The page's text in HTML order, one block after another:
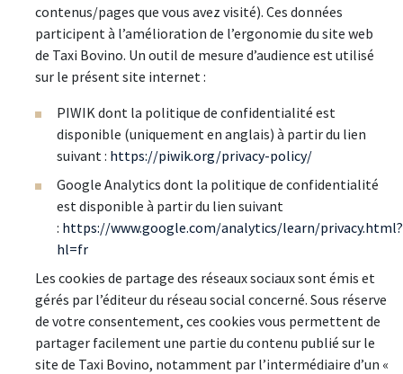
contenus/pages que vous avez visité). Ces données
participent à l’amélioration de l’ergonomie du site web
de Taxi Bovino. Un outil de mesure d’audience est utilisé
sur le présent site internet :
PIWIK dont la politique de confidentialité est
disponible (uniquement en anglais) à partir du lien
suivant : https://piwik.org/privacy-policy/
Google Analytics dont la politique de confidentialité
est disponible à partir du lien suivant
: https://www.google.com/analytics/learn/privacy.html?
hl=fr
Les cookies de partage des réseaux sociaux sont émis et
gérés par l’éditeur du réseau social concerné. Sous réserve
de votre consentement, ces cookies vous permettent de
partager facilement une partie du contenu publié sur le
site de Taxi Bovino, notamment par l’intermédiaire d’un «